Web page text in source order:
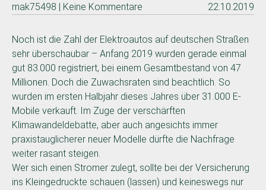
mak75498 | Keine Kommentare 22.10.2019
Noch ist die Zahl der Elektroautos auf deutschen Straßen
sehr überschaubar – Anfang 2019 wurden gerade einmal
gut 83.000 registriert, bei einem Gesamtbestand von 47
Millionen. Doch die Zuwachsraten sind beachtlich. So
wurden im ersten Halbjahr dieses Jahres über 31.000 E-
Mobile verkauft. Im Zuge der verschärften
Klimawandeldebatte, aber auch angesichts immer
praxistauglicherer neuer Modelle dürfte die Nachfrage
weiter rasant steigen.
Wer sich einen Stromer zulegt, sollte bei der Versicherung
ins Kleingedruckte schauen (lassen) und keineswegs nur